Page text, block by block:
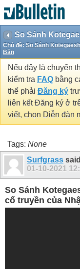
Chủ đề: So Sánh
Bản
Nếu đây là chuyến
kiểm tra FAQ bằng
thể phải Đăng ký
liên kết Đăng ký ở
viết, chọn Diễn đàn
Tags: None
Surfgrass
01-10-2021
So Sánh
cổ truyền của